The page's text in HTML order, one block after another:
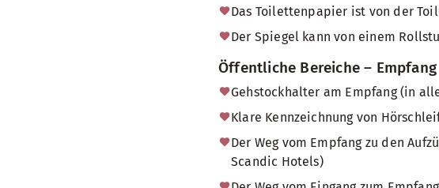
Das Toilettenpapier ist von der
Der Spiegel kann von einem
Öffentliche Bereiche – Empfang
Gehstockhalter am Empfang (in
Klare Kennzeichnung von
Der Weg vom Empfang zu den
Scandic Hotels)